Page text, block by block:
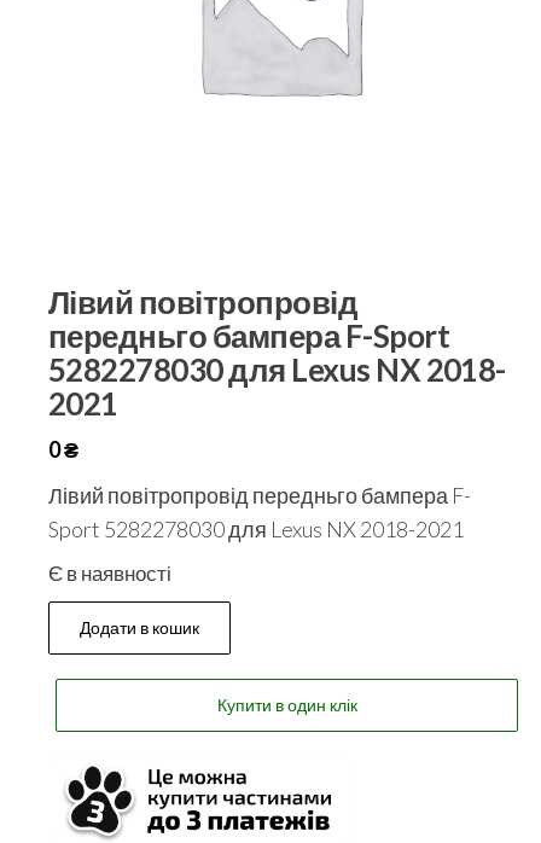
Лівий повітропровід
передньго бампера F-Sport
5282278030 для Lexus NX 2018-
2021
0₴
Лівий повітропровід передньго бампера F-
Sport 5282278030 для Lexus NX 2018-2021
Є в наявності
Додати в кошик
Купити в один клік